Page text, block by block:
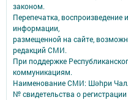
законом.
Перепечатка,
информации,
размещенной на сайте,
редакций СМИ.
При поддержке
коммуникациям.
Наименование СМИ: Шəhри
№ свидетельства о